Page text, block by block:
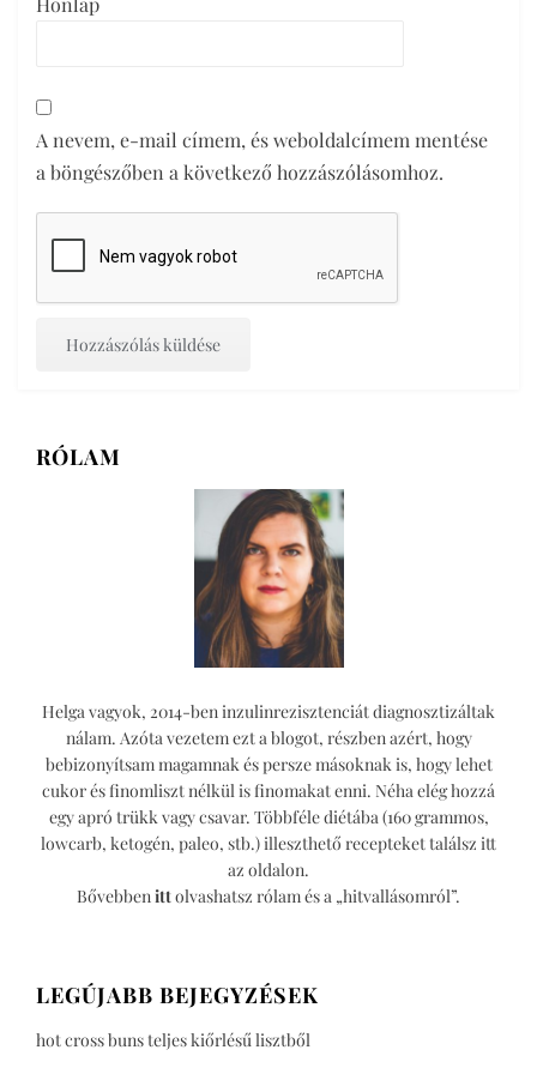
A nevem, e-mail címem, és weboldalcímem mentése
a böngészőben a következő hozzászólásomhoz.
RÓLAM
Helga vagyok, 2014-ben inzulinrezisztenciát diagnosztizáltak
nálam. Azóta vezetem ezt a blogot, részben azért, hogy
bebizonyítsam magamnak és persze másoknak is, hogy lehet
cukor és finomliszt nélkül is finomakat enni. Néha elég hozzá
egy apró trükk vagy csavar. Többféle diétába (160 grammos,
lowcarb, ketogén, paleo, stb.) illeszthető recepteket találsz itt
az oldalon.
Bővebbenittolvashatsz rólam és a „hitvallásomról”.
LEGÚJABB BEJEGYZÉSEK
hot cross buns teljes kiőrlésű lisztből